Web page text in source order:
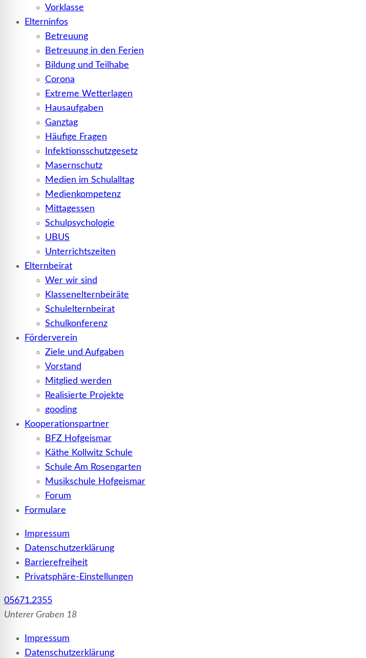
Vorklasse
Elterninfos
Betreuung
Betreuung in den Ferien
Bildung und Teilhabe
Corona
Extreme Wetterlagen
Hausaufgaben
Ganztag
Häufige Fragen
Infektionsschutzgesetz
Masernschutz
Medien im Schulalltag
Medienkompetenz
Mittagessen
Schulpsychologie
UBUS
Unterrichtszeiten
Elternbeirat
Wer wir sind
Klassenelternbeiräte
Schulelternbeirat
Schulkonferenz
Förderverein
Ziele und Aufgaben
Vorstand
Mitglied werden
Realisierte Projekte
gooding
Kooperationspartner
BFZ Hofgeismar
Käthe Kollwitz Schule
Schule Am Rosengarten
Musikschule Hofgeismar
Forum
Formulare
Impressum
Datenschutzerklärung
Barrierefreiheit
Privatsphäre-Einstellungen
05671.2355
Unterer Graben 18
Impressum
Datenschutzerklärung